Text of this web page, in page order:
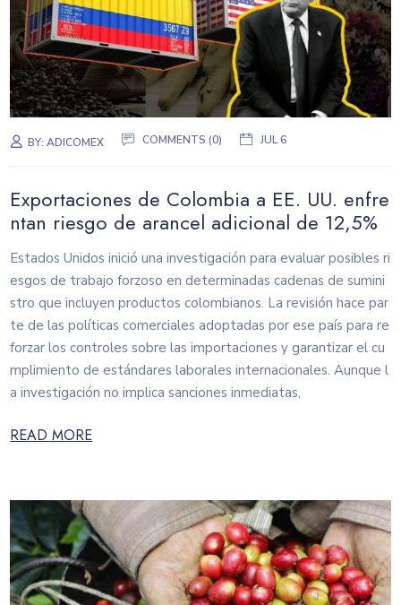
BY:ADICOMEX COMMENTS (0) JUL 6
Exportaciones de Colombia a EE. UU. enfre
ntan riesgo de arancel adicional de 12,5%
Estados Unidos inició una investigación para evaluar posibles ri
esgos de trabajo forzoso en determinadas cadenas de sumini
stro que incluyen productos colombianos. La revisión hace par
te de las políticas comerciales adoptadas por ese país para re
forzar los controles sobre las importaciones y garantizar el cu
mplimiento de estándares laborales internacionales. Aunque l
a investigación no implica sanciones inmediatas,
READ MORE